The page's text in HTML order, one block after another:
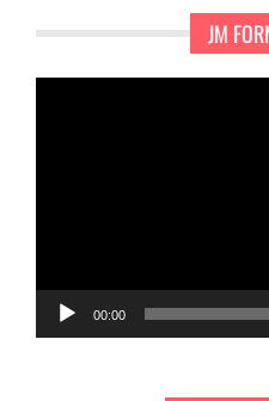
JM
00:00